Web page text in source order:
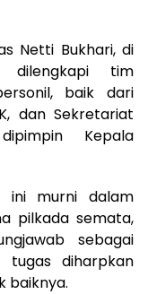
Netti Bukhari, di
dilengkapi tim
baik dari
dan Sekretariat
Kepala
ini murni dalam
pilkada semata,
sebagai
diharpkan
baiknya.